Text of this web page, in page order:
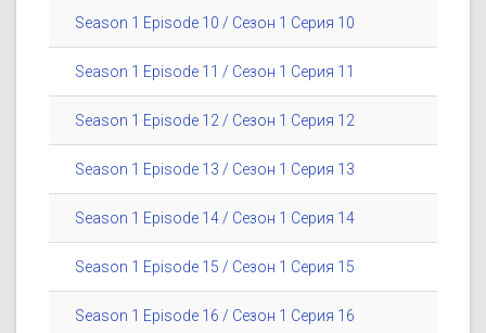
Season 1 Episode 10 / Сезон 1 Серия 10
Season 1 Episode 11 / Сезон 1 Серия 11
Season 1 Episode 12 / Сезон 1 Серия 12
Season 1 Episode 13 / Сезон 1 Серия 13
Season 1 Episode 14 / Сезон 1 Серия 14
Season 1 Episode 15 / Сезон 1 Серия 15
Season 1 Episode 16 / Сезон 1 Серия 16